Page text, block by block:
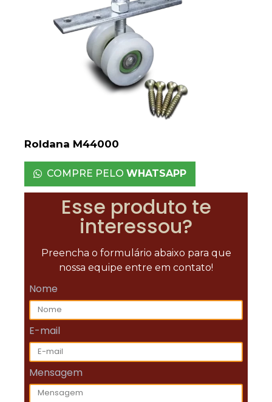
Roldana M44000
COMPRE PELO WHATSAPP
Esse produto te
interessou?
Preencha o formulário abaixo para que
nossa equipe entre em contato!
Nome
E-mail
Mensagem